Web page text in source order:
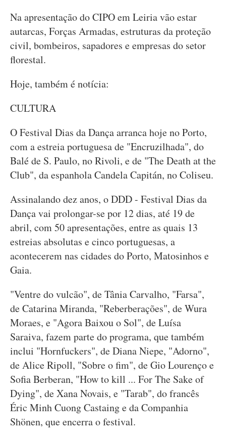
Na apresentação do CIPO em Leiria vão estar
autarcas, Forças Armadas, estruturas da proteção
civil, bombeiros, sapadores e empresas do setor
florestal.
Hoje, também é notícia:
CULTURA
O Festival Dias da Dança arranca hoje no Porto,
com a estreia portuguesa de "Encruzilhada", do
Balé de S. Paulo, no Rivoli, e de "The Death at the
Club", da espanhola Candela Capitán, no Coliseu.
Assinalando dez anos, o DDD - Festival Dias da
Dança vai prolongar-se por 12 dias, até 19 de
abril, com 50 apresentações, entre as quais 13
estreias absolutas e cinco portuguesas, a
acontecerem nas cidades do Porto, Matosinhos e
Gaia.
"Ventre do vulcão", de Tânia Carvalho, "Farsa",
de Catarina Miranda, "Reberberações", de Wura
Moraes, e "Agora Baixou o Sol", de Luísa
Saraiva, fazem parte do programa, que também
inclui "Hornfuckers", de Diana Niepe, "Adorno",
de Alice Ripoll, "Sobre o fim", de Gio Lourenço e
Sofia Berberan, "How to kill ... For The Sake of
Dying", de Xana Novais, e "Tarab", do francês
Éric Minh Cuong Castaing e da Companhia
Shönen, que encerra o festival.